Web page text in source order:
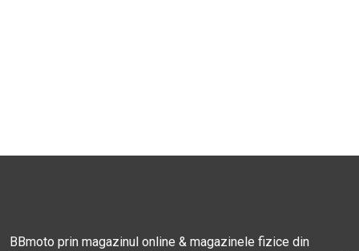
BBmoto prin magazinul online & magazinele fizice din